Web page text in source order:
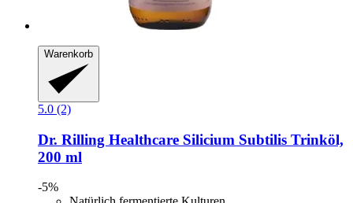
Warenkorb
5.0 (2)
Dr. Rilling Healthcare Silicium Subtilis Trinköl,
200 ml
-5%